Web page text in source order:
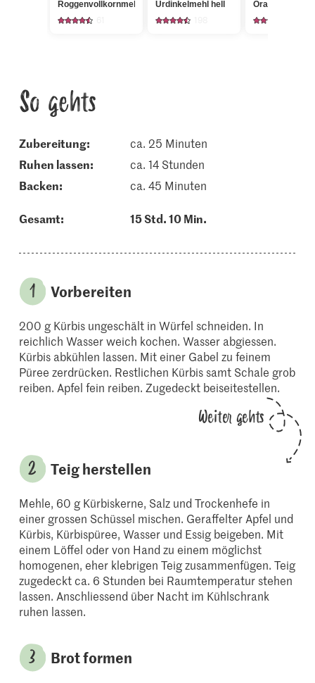
Roggenvollkornmehl Urdinkelmehl hell Oranger Knirps
So gehts
Zubereitung:
ca. 25 Minuten
ruhen lassen:
ca. 14 Stunden
backen:
ca. 45 Minuten
Gesamt: 15 Std. 10 Min.
Vorbereiten
200 g Kürbis ungeschält in Würfel schneiden. In
reichlich Wasser weich kochen. Wasser abgiessen.
Kürbis abkühlen lassen. Mit einer Gabel zu feinem
Püree zerdrücken. Restlichen Kürbis samt Schale grob
reiben. Apfel fein reiben. Zugedeckt beiseitestellen.
Weiter gehts
Teig herstellen
Mehle, 60 g Kürbiskerne, Salz und Trockenhefe in
einer grossen Schüssel mischen. Geraffelter Apfel und
Kürbis, Kürbispüree, Wasser und Essig beigeben. Mit
einem Löffel oder von Hand zu einem möglichst
homogenen, eher klebrigen Teig zusammenfügen. Teig
zugedeckt ca. 6 Stunden bei Raumtemperatur stehen
lassen. Anschliessend über Nacht im Kühlschrank
ruhen lassen.
Brot formen